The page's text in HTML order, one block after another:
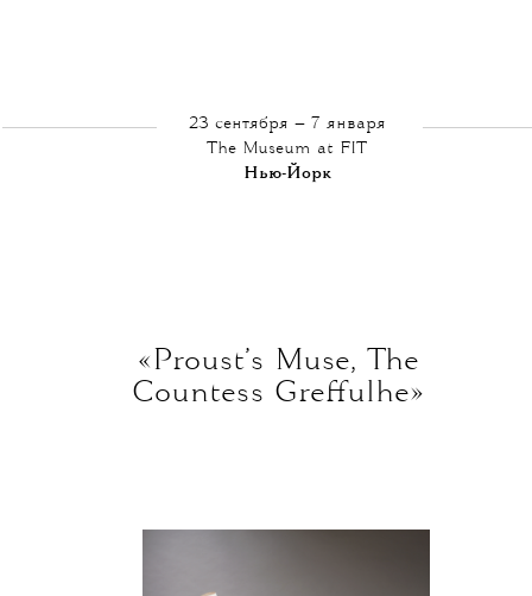
23 сентября — 7 января
The Museum at FIT
Нью-Йорк
«Proust’s Muse, The
Countess Greffulhe»